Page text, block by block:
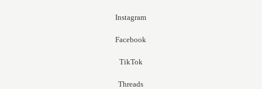
Instagram
Facebook
TikTok
Threads